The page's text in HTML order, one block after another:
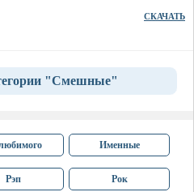
СКАЧАТЬ
"Смешные"
Именные
Рэп Рок